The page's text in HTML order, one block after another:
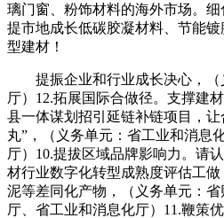
璃门窗、粉饰材料的海外市场。
提市地成长低碳胶凝材料、节能
型建材！
提振企业和行业成长决心，（
厅）12.拓展国际合做径。支撑建
县一体谋划招引延链补链项目，
丸”，（义务单元：省工业和消息
厅）10.提拔区域品牌影响力。请
材行业数字化转型成熟度评估工
泥等差同化产物，（义务单元：
厅、省工业和消息化厅）11.鞭策